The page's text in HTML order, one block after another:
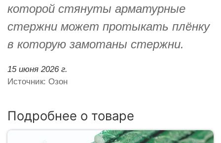
которой стянуты арматурные
стержни может протыкать плёнку
в которую замотаны стержни.
15 июня 2026 г.
Источник: Озон
Подробнее о товаре